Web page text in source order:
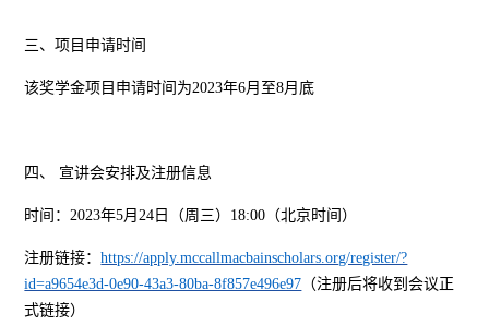
三、项目申请时间
该奖学金项目申请时间为2023年6月至8月底
四、 宣讲会安排及注册信息
时间：2023年5月24日（周三）18:00（北京时间）
注册链接：https://apply.mccallmacbainscholars.org/register/?
id=a9654e3d-0e90-43a3-80ba-8f857e496e97 （注册后将收到会议正
式链接）